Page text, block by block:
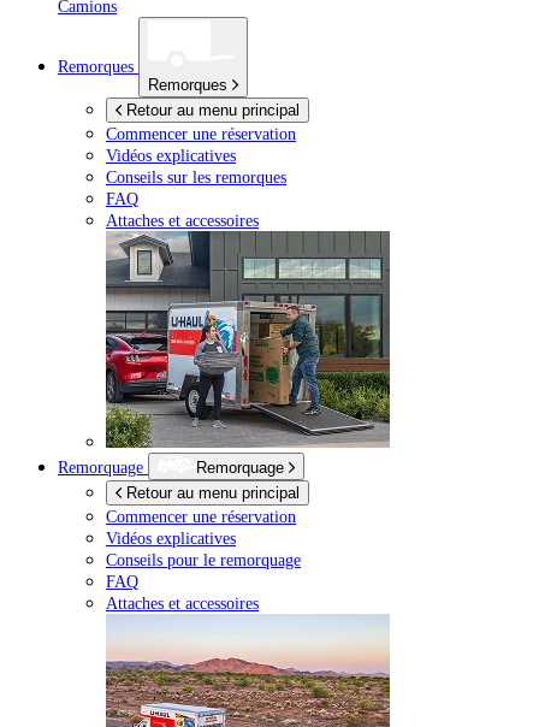
Camions
Remorques
Remorques
Retour au menu principal
Commencer une réservation
Vidéos explicatives
Conseils sur les remorques
FAQ
Attaches et accessoires
Remorquage
Remorquage
Retour au menu principal
Commencer une réservation
Vidéos explicatives
Conseils pour le remorquage
FAQ
Attaches et accessoires